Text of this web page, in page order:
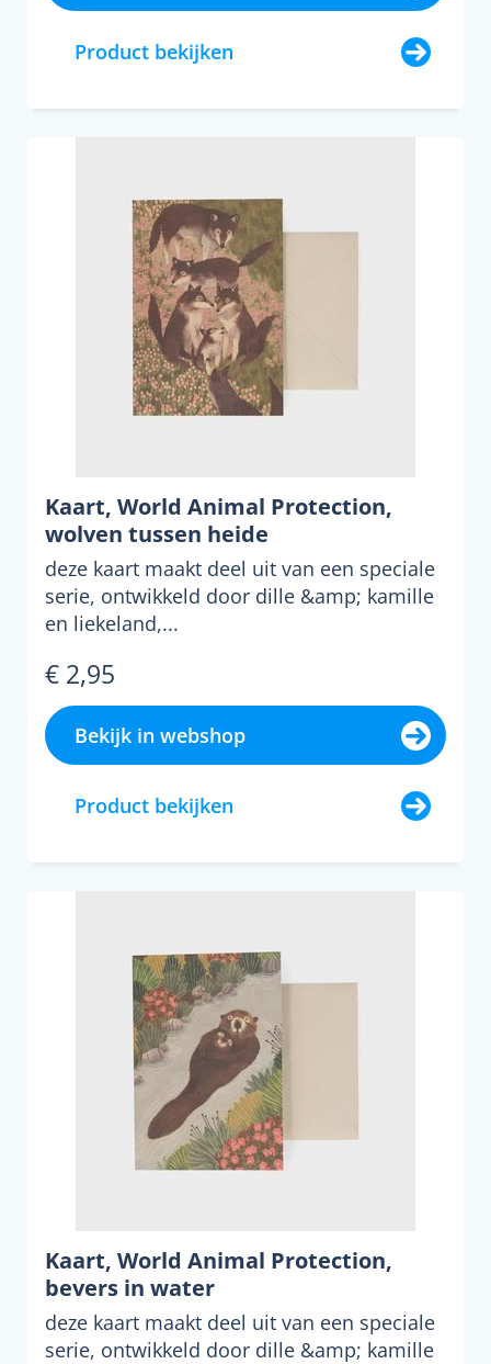
Product bekijken
Kaart, World Animal Protection,
wolven tussen heide
deze kaart maakt deel uit van een speciale
serie, ontwikkeld door dille &amp; kamille
en liekeland,...
€ 2,95
Bekijk in webshop
Product bekijken
Kaart, World Animal Protection,
bevers in water
deze kaart maakt deel uit van een speciale
serie, ontwikkeld door dille &amp; kamille